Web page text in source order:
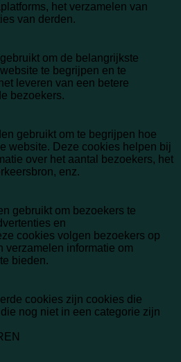
het verzamelen van
van derden.
om de belangrijkste
te begrijpen en te
leveren van een betere
bezoekers.
gebruikt om te begrijpen hoe
website. Deze cookies helpen bij
over het aantal bezoekers, het
enz.
gebruikt om bezoekers te
en
cookies volgen bezoekers op
verzamelen informatie om
bieden.
cookies zijn cookies die
nog niet in een categorie zijn